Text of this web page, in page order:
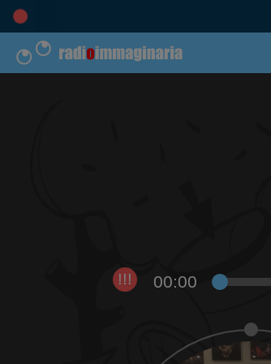
!!! 00:00